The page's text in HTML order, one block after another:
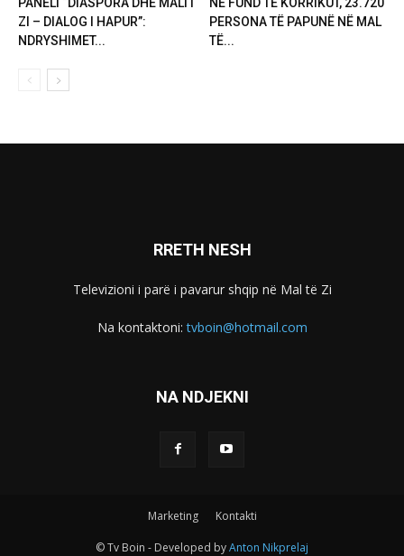
ZI – DIALOG I HAPUR”:
NDRYSHIMET...
PERSONA TË PAPUNË NË MAL
TË...
RRETH NESH
Televizioni i parë i pavarur shqip në Mal të Zi
Na kontaktoni:tvboin@hotmail.com
NA NDJEKNI
Marketing Kontakti
© Tv Boin - Developed byAnton Nikprelaj